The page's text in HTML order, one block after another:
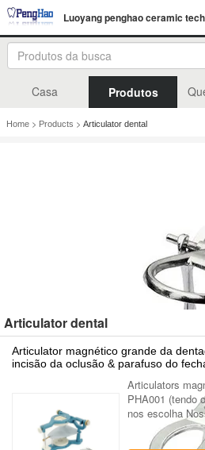
Luoyang penghao ceramic
Casa Produtos
Home > Products > Articulator dental
Articulator dental
Articulator magnético grande da
incisão da oclusão & parafuso do
Articulators
PHA001 (tendo
nos escolha
exportados
departamento